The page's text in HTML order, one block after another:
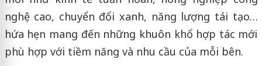
nghệ cao, chuyển đổi xanh, năng lượng tái tạo…
hứa hẹn mang đến những khuôn khổ hợp tác mới
phù hợp với tiềm năng và nhu cầu của mỗi bên.